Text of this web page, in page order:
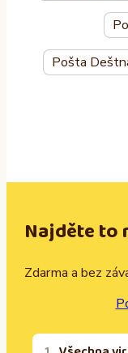
Pošta
Najděte
Zdarma a bez